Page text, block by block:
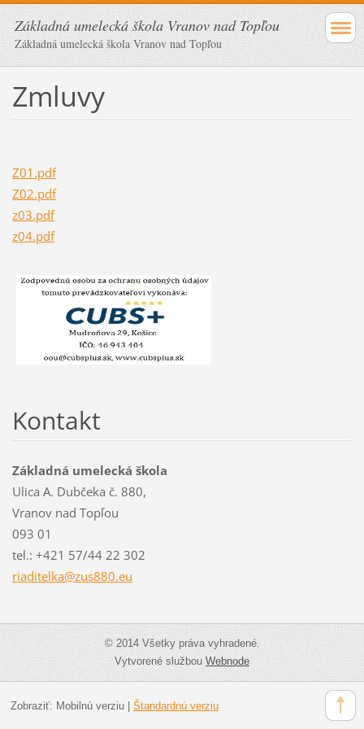
Základná umelecká škola Vranov nad Topľou
Základná umelecká škola Vranov nad Topľou
Zmluvy
Z01.pdf
Z02.pdf
z03.pdf
z04.pdf
Kontakt
Základná umelecká škola
Ulica A. Dubčeka č. 880,
Vranov nad Topľou
093 01
tel.: +421 57/44 22 302
riaditelka@zus880.eu
© 2014 Všetky práva vyhradené.
Vytvorené službouWebnode
Zobraziť: Mobilnú verziu| Štandardnú verziu